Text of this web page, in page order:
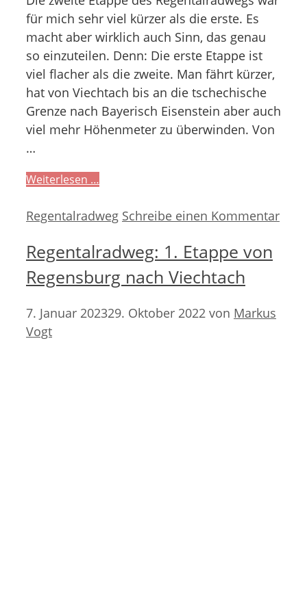
für mich sehr viel kürzer als die erste. Es
macht aber wirklich auch Sinn, das genau
so einzuteilen. Denn: Die erste Etappe ist
viel flacher als die zweite. Man fährt kürzer,
hat von Viechtach bis an die tschechische
Grenze nach Bayerisch Eisenstein aber auch
viel mehr Höhenmeter zu überwinden. Von
…
Weiterlesen …
Kategorien
Regentalradweg Schreibe einen Kommentar
Regentalradweg: 1. Etappe von
Regensburg nach Viechtach
7. Januar 202329. Oktober 2022 von Markus
Vogt